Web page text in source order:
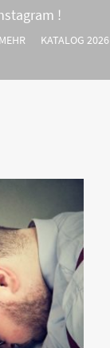
!
KATALOG 2026